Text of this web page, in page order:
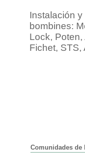
Instalación
bombines:
Lock, Poten,
Fichet, STS,
Comunidades de